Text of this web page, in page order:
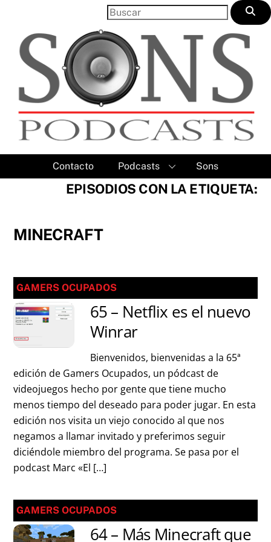
content
Contacto Podcasts Sons
EPISODIOS CON LA ETIQUETA:
MINECRAFT
GAMERS OCUPADOS
65 – Netflix es el nuevo
Winrar
Bienvenidos, bienvenidas a la 65ª
edición de Gamers Ocupados, un pódcast de
videojuegos hecho por gente que tiene mucho
menos tiempo del deseado para poder jugar. En esta
edición nos visita un viejo conocido al que nos
negamos a llamar invitado y preferimos seguir
diciéndole miembro del programa. Se pasa por el
podcast Marc «El […]
GAMERS OCUPADOS
64 – Más Minecraft que